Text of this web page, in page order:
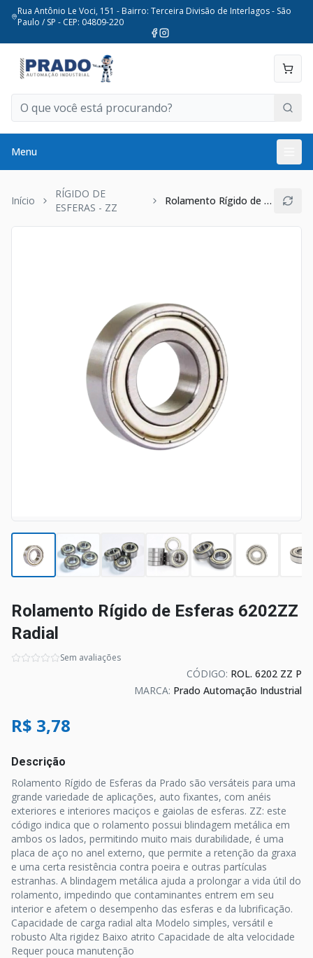
Rua Antônio Le Voci, 151 - Bairro: Terceira Divisão de Interlagos - São
Paulo / SP - CEP: 04809-220
Menu
Início
RÍGIDO DE
ESFERAS - ZZ
Rolamento Rígido de Esferas 6202ZZ Radial
Rolamento Rígido de Esferas 6202ZZ
Radial
Sem avaliações
CÓDIGO: ROL. 6202 ZZ P
MARCA: Prado Automação Industrial
R$ 3,78
Descrição
Rolamento Rígido de Esferas da Prado são versáteis para uma
grande variedade de aplicações, auto fixantes, com anéis
exteriores e interiores maciços e gaiolas de esferas. ZZ: este
código indica que o rolamento possui blindagem metálica em
ambos os lados, permitindo muito mais durabilidade, é uma
placa de aço no anel externo, que permite a retenção da graxa
e uma certa resistência contra poeira e outras partículas
estranhas. A blindagem metálica ajuda a prolongar a vida útil do
rolamento, impedindo que contaminantes entrem em seu
interior e afetem o desempenho das esferas e da lubrificação.
Capacidade de carga radial alta Modelo simples, versátil e
robusto Alta rigidez Baixo atrito Capacidade de alta velocidade
Requer pouca manutenção